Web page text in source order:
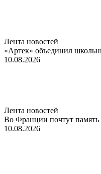
Лента новостей
«Артек» объединил
10.08.2026
Лента новостей
Во Франции почтут память
10.08.2026